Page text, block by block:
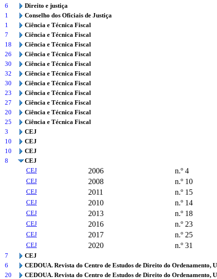
6
Direito e justiça
1
Conselho dos Oficiais de Justiça
1
Ciência e Técnica Fiscal
7
Ciência e Técnica Fiscal
18
Ciência e Técnica Fiscal
26
Ciência e Técnica Fiscal
30
Ciência e Técnica Fiscal
32
Ciência e Técnica Fiscal
30
Ciência e Técnica Fiscal
23
Ciência e Técnica Fiscal
27
Ciência e Técnica Fiscal
20
Ciência e Técnica Fiscal
25
Ciência e Técnica Fiscal
3
CEJ
10
CEJ
10
CEJ
8
CEJ
CEJ
2006 n.º 4
CEJ 2008 n.º 10
CEJ 2011 n.º 15
CEJ 2010 n.º 14
CEJ 2013 n.º 18
CEJ 2016 n.º 23
CEJ 2017 n.º 25
CEJ 2020 n.º 31
7
CEJ
6
CEDOUA. Revista do Centro de Estudos de Direito do Ordenamento,
20
CEDOUA. Revista do Centro de Estudos de Direito do Ordenamento,